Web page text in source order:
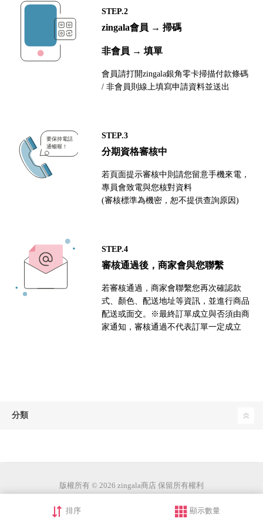
STEP.2
zingala會員 → 掃碼
非會員 → 填單
會員請打開zingala銀角零卡掃描付款條碼
/ 非會員則線上填寫申請資料並送出
STEP.3
分期資格審核中
若頁面提示審核中則請您留意手機來電，
專員會致電與您核對資料
(審核標準為機密，恕不提供查詢原因)
STEP.4
審核通過後，商家會與您聯繫
若審核通過，商家會聯繫您再次確認款
式、顏色、配送地址等資訊，並進行商品
配送或面交。※最終訂單成立與否須由商
家通知，審核通過不代表訂單一定成立
分類
版權所有 © 2026 zingala商店 保留所有權利
排序 顯示數量